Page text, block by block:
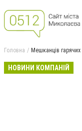
Головна Мешканців
НОВИНИ КОМПАНІЙ